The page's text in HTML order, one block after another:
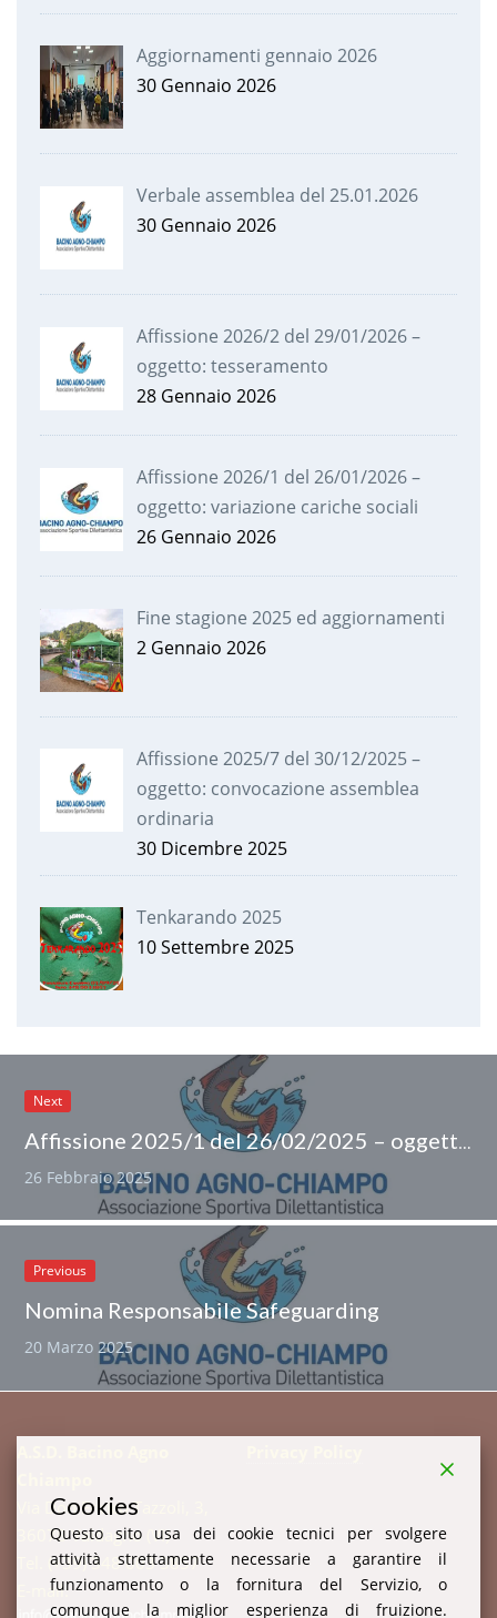
Aggiornamenti gennaio 2026
30 Gennaio 2026
Verbale assemblea del 25.01.2026
30 Gennaio 2026
Affissione 2026/2 del 29/01/2026 –
oggetto: tesseramento
28 Gennaio 2026
Affissione 2026/1 del 26/01/2026 –
oggetto: variazione cariche sociali
26 Gennaio 2026
Fine stagione 2025 ed aggiornamenti
2 Gennaio 2026
Affissione 2025/7 del 30/12/2025 –
oggetto: convocazione assemblea
ordinaria
30 Dicembre 2025
Tenkarando 2025
10 Settembre 2025
Next
Affissione 2025/1 del 26/02/2025 – oggetto: Rinnovo del consiglio direttivo dell’ASD Bacino Agno Chiampo
26 Febbraio 2025
Previous
Nomina Responsabile Safeguarding
20 Marzo 2025
Via Don Enrico Tazzoli, 3,
36078 Valdagno (VI)
Tel. (+39) 348 003 3857
E-mail:
Cookies
Questo sito usa dei cookie tecnici per svolgere
attività strettamente necessarie a garantire il
funzionamento o la fornitura del Servizio, o
comunque la miglior esperienza di fruizione.